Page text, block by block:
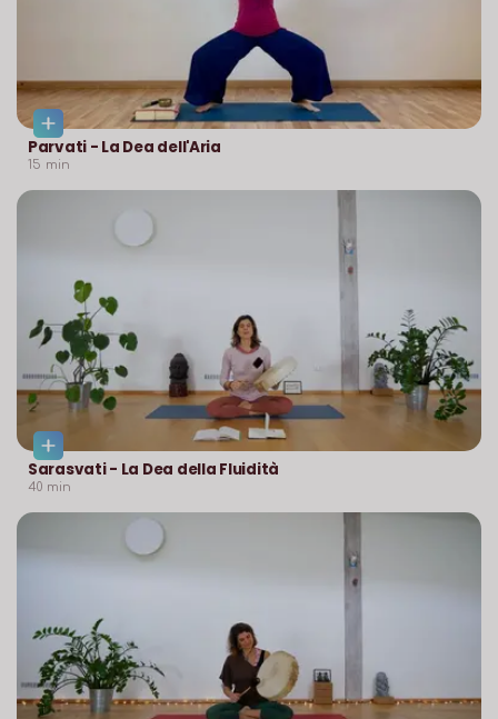
Parvati - La Dea dell'Aria
15 min
Sarasvati - La Dea della Fluidità
40 min